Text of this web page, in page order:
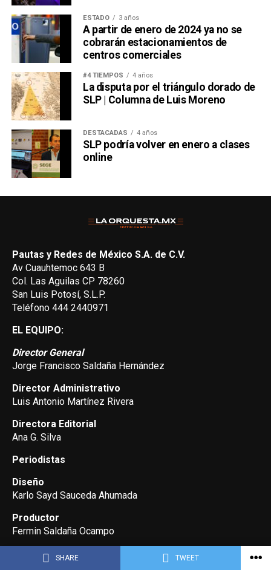
SHARE TWEET
ESTADO 3 años
A partir de enero de 2024 ya no se
cobrarán estacionamientos de
centros comerciales
#4 TIEMPOS 4 años
La disputa por el triángulo dorado de
SLP | Columna de Luis Moreno
DESTACADAS 4 años
SLP podría volver en enero a clases
online
Pautas y Redes de México S.A. de C.V.
Av Cuauhtemoc 643 B
Col. Las Aguilas CP 78260
San Luis Potosí, S.L.P.
Teléfono 444 2440971
EL EQUIPO:
Director General
Jorge Francisco Saldaña Hernández
Director Administrativo
Luis Antonio Martínez Rivera
Directora Editorial
Ana G. Silva
Periodistas
Diseño
Karlo Sayd Sauceda Ahumada
Productor
Fermin Saldaña Ocampo